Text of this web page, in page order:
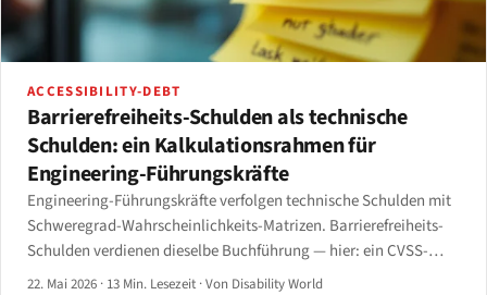
ACCESSIBILITY-DEBT
Barrierefreiheits-Schulden als technische
Schulden: ein Kalkulationsrahmen für
Engineering-Führungskräfte
Engineering-Führungskräfte verfolgen technische Schulden mit
Schweregrad-Wahrscheinlichkeits-Matrizen. Barrierefreiheits-
Schulden verdienen dieselbe Buchführung — hier: ein CVSS-
inspirierter Score, ein Behebungskosten-Kalkulator, eine
22. Mai 2026 · 13 Min. Lesezeit ·Von Disability World